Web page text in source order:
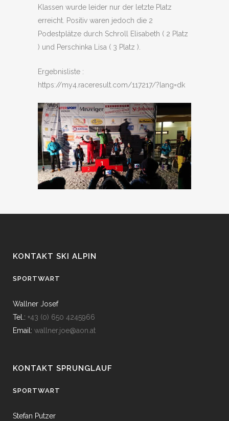
Klassen wurde leider nur der letzte Platz
erreicht. Positiv waren jedoch die 2
Podestplätze durch Schroll Elisabeth ( 2 Platz
) und Perschinka Lisa ( 3 Platz ).
Ergebnisliste :
https://my4.raceresult.com/117217/?lang=dk
KONTAKT SKI ALPIN
SPORTWART
Wallner Josef
Tel.: +43 (0) 650 4245966
Email: wallner.joe@aon.at
KONTAKT SPRUNGLAUF
SPORTWART
Stefan Putzer